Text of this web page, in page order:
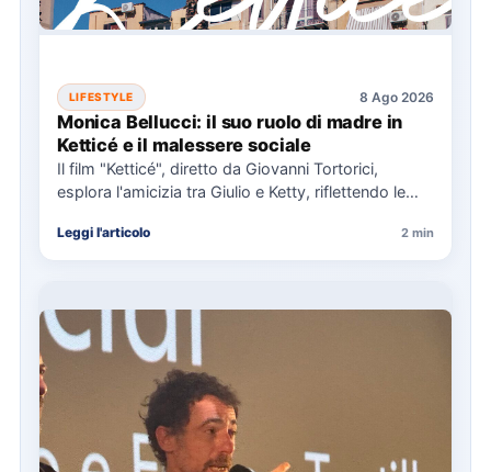
LIFESTYLE 8 Ago 2026
Monica Bellucci: il suo ruolo di madre in
Ketticé e il malessere sociale
Il film "Ketticé", diretto da Giovanni Tortorici,
esplora l'amicizia tra Giulio e Ketty, riflettendo le
Leggi l'articolo 2 min